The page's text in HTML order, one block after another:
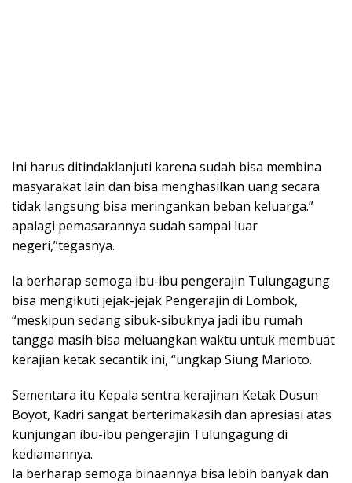
Ini harus ditindaklanjuti karena sudah bisa membina
masyarakat lain dan bisa menghasilkan uang secara
tidak langsung bisa meringankan beban keluarga.”
apalagi pemasarannya sudah sampai luar
negeri,”tegasnya.
Ia berharap semoga ibu-ibu pengerajin Tulungagung
bisa mengikuti jejak-jejak Pengerajin di Lombok,
“meskipun sedang sibuk-sibuknya jadi ibu rumah
tangga masih bisa meluangkan waktu untuk membuat
kerajian ketak secantik ini, “ungkap Siung Marioto.
Sementara itu Kepala sentra kerajinan Ketak Dusun
Boyot, Kadri sangat berterimakasih dan apresiasi atas
kunjungan ibu-ibu pengerajin Tulungagung di
kediamannya.
Ia berharap semoga binaannya bisa lebih banyak dan